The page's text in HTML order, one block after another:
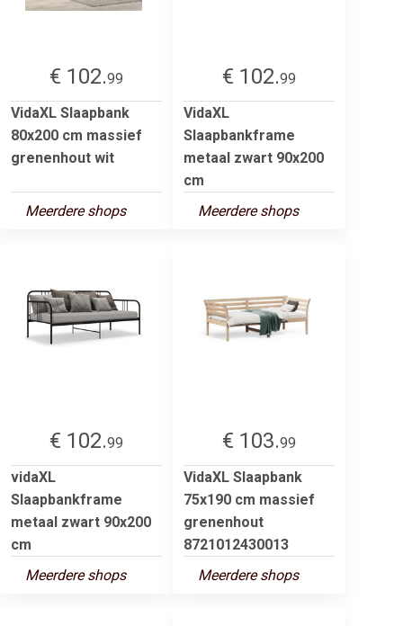
€ 102.99
VidaXL Slaapbank
80x200 cm massief
grenenhout wit
Meerdere shops
€ 102.99
VidaXL
Slaapbankframe
metaal zwart 90x200
cm
Meerdere shops
€ 102.99
vidaXL
Slaapbankframe
metaal zwart 90x200
cm
Meerdere shops
€ 103.99
VidaXL Slaapbank
75x190 cm massief
grenenhout
8721012430013
Meerdere shops